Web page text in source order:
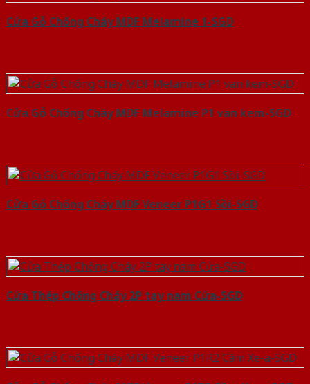
Cửa Gỗ Chống Cháy MDF Melamine 1-SGD
Cửa Gỗ Chống Cháy MDF Melamine P1 van kem-SGD
Cửa Gỗ Chống Cháy MDF Veneer P1G1 Sồi-SGD
Cửa Thép Chống Cháy 2P tay nam Cửa-SGD